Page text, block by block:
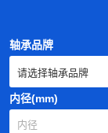
轴承品牌
内径(mm)